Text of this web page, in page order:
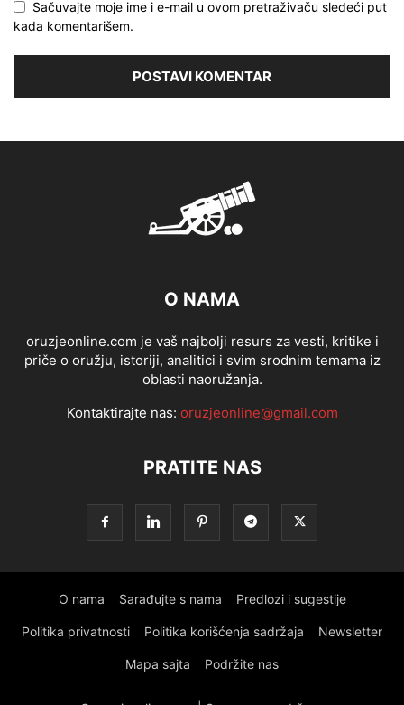
Sačuvajte moje ime i e-mail u ovom pretraživaču sledeći put
kada komentarišem.
O NAMA
oruzjeonline.com je vaš najbolji resurs za vesti, kritike i
priče o oružju, istoriji, analitici i svim srodnim temama iz
oblasti naoružanja.
Kontaktirajte nas: oruzjeonline@gmail.com
PRATITE NAS
O nama Sarađujte s nama Predlozi i sugestije
Politika privatnosti Politika korišćenja sadržaja Newsletter
Mapa sajta Podržite nas